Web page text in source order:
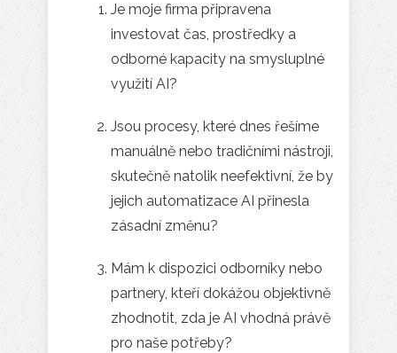
Je moje firma připravena
investovat čas, prostředky a
odborné kapacity na smysluplné
využití AI?
Jsou procesy, které dnes řešíme
manuálně nebo tradičními nástroji,
skutečně natolik neefektivní, že by
jejich automatizace AI přinesla
zásadní změnu?
Mám k dispozici odborníky nebo
partnery, kteří dokážou ob­jek­tiv­ně
zhodnotit, zda je AI vhodná právě
pro naše potřeby?